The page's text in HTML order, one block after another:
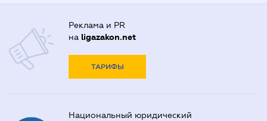
Реклама и PR
на ligazakon.net
ТАРИФЫ
Национальный юридический